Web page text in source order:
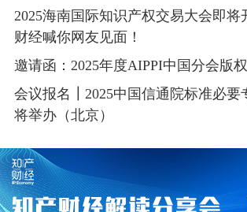
2025海南国际知识产权交易大会即将
财经喊你网友见面！
邀请函：2025年度AIPPI中国分会版
会议报名┃2025中国信通院标准必要
将举办（北京）